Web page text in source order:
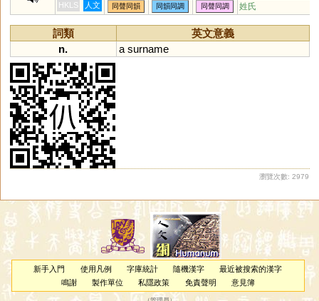
HKLS
人文 同聲同韻 同韻同調 同聲同調 姓氏
詞類
英文意義
n.
a surname
瀏覽次數: 2979
新手入門 使用凡例 字庫統計 隨機漢字
最近被搜索的漢字
鳴謝
製作單位 私隱政策 免責聲明 意見簿